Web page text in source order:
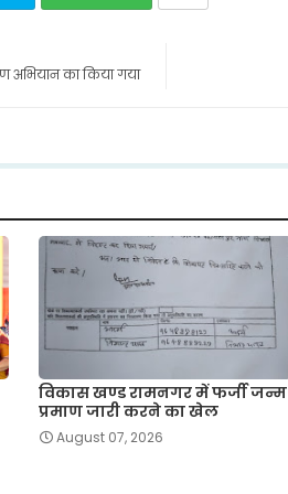
अभियान का किया गया
विकास खण्ड रामनगर में फर्जी जन्म
प्रमाण जारी करने का खेल
August 07, 2026